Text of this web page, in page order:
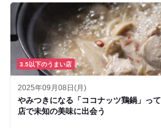
3.5以下のうまい店
2025年09月08日(月)
やみつきになる「ココナッツ鶏鍋」っ
店で未知の美味に出会う